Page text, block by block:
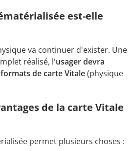
est-elle
va continuer d'exister. Une
réalisé, l'usager devra
de carte Vitale(physique
de la carte Vitale
permet plusieurs choses :